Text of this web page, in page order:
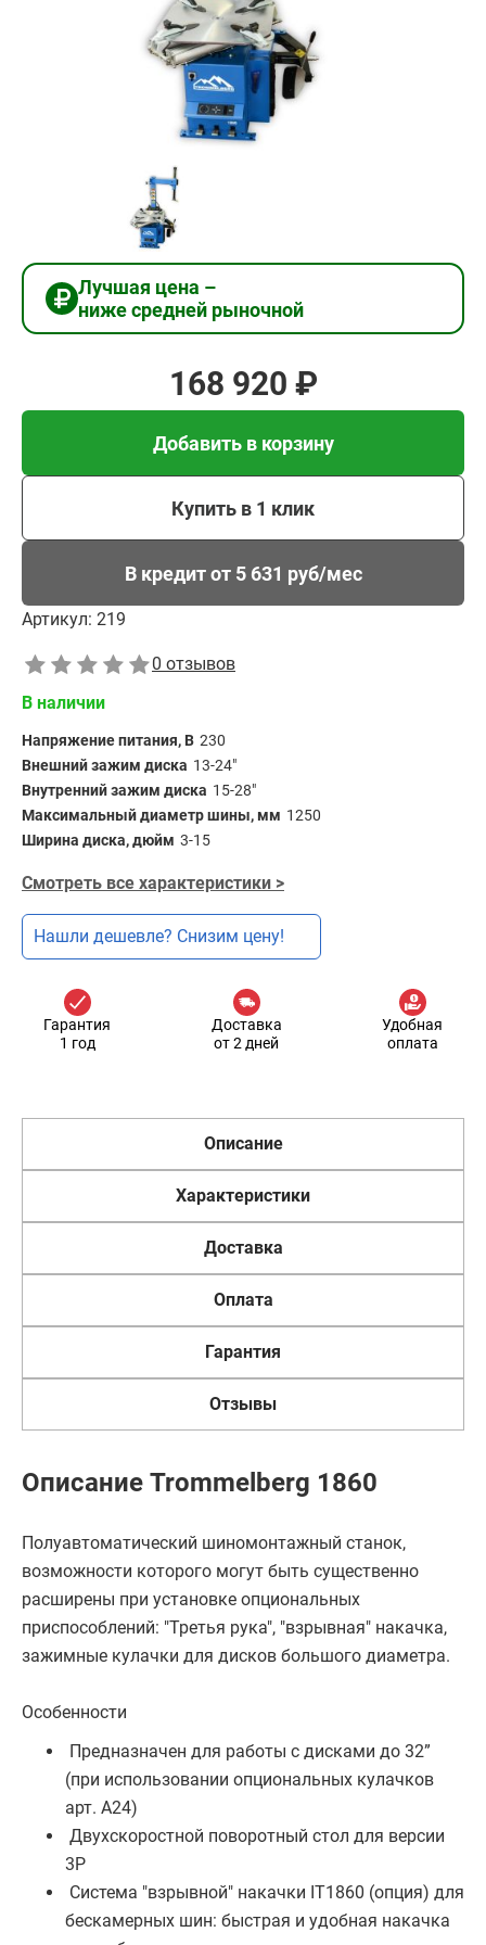
Лучшая цена –
ниже средней рыночной
168 920 ₽
Добавить в корзину
Купить в 1 клик
В кредит от 5 631 руб/мес
Артикул: 219
0 отзывов
В наличии
Напряжение питания, В 230
Внешний зажим диска 13-24"
Внутренний зажим диска 15-28"
Максимальный диаметр шины, мм 1250
Ширина диска, дюйм 3-15
Смотреть все характеристики >
Нашли дешевле? Снизим цену!
Гарантия
1 год
Доставка
от 2 дней
Удобная
оплата
Описание
Характеристики
Доставка
Оплата
Гарантия
Отзывы
Описание Trommelberg 1860
Полуавтоматический шиномонтажный станок,
возможности которого могут быть существенно
расширены при установке опциональных
приспособлений: "Третья рука", "взрывная" накачка,
зажимные кулачки для дисков большого диаметра.
Особенности
Предназначен для работы с дисками до 32”
(при использовании опциональных кулачков
арт. A24)
Двухскоростной поворотный стол для версии
3P
Система "взрывной" накачки IT1860 (опция) для
бескамерных шин: быстрая и удобная накачка
Добавить в корзину
Купить в 1 клик
В кредит от 5 631 руб/